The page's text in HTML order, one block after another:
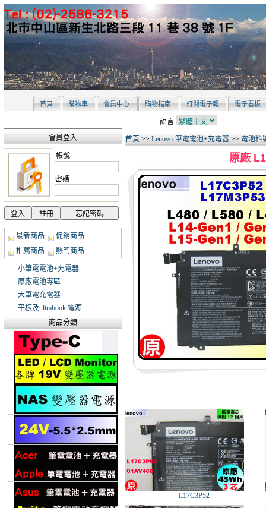
首頁 購物車 會員中心 購物指南 訂閱電子報 電子看板
語言
會員登入
帳號
密碼
最新商品
促銷商品
推薦商品
熱門商品
小筆電電池+充電器
原廠電池專區
大筆電充電器
平板及ultrabook 電源
商品分類
首頁 >> Lenovo-筆電電池+充電器 >> 電池料
原廠
L17C3P52